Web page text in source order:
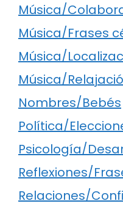
Música/
Música/Frases
Música/
Música/
Nombres/Bebés
Política/
Psicología/
Reflexiones/
Relaciones/